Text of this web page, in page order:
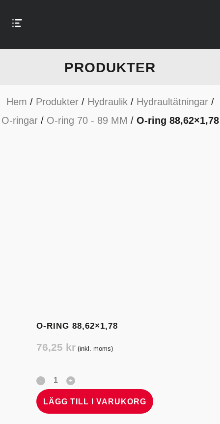
PRODUKTER
Hem / Produkter/ Hydraulik/ Hydraultätningar/
O-ringar/ O-ring 70 - 89 MM / O-ring 88,62×1,78
O-RING 88,62×1,78
76,25 kr (inkl. moms)
LÄGG TILL I VARUKORG